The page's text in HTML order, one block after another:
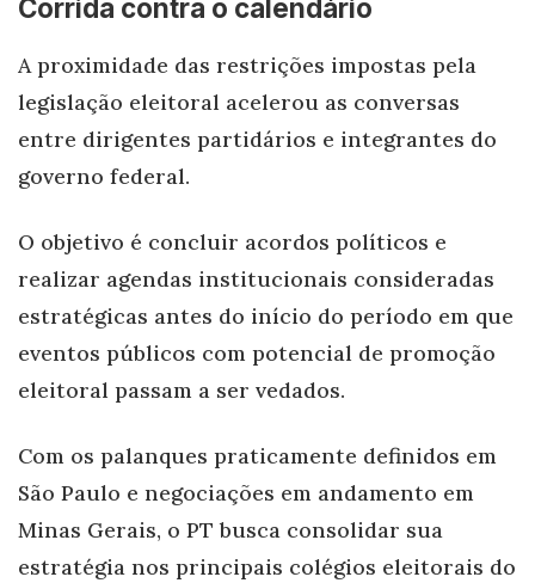
Corrida contra o calendário
A proximidade das restrições impostas pela
legislação eleitoral acelerou as conversas
entre dirigentes partidários e integrantes do
governo federal.
O objetivo é concluir acordos políticos e
realizar agendas institucionais consideradas
estratégicas antes do início do período em que
eventos públicos com potencial de promoção
eleitoral passam a ser vedados.
Com os palanques praticamente definidos em
São Paulo e negociações em andamento em
Minas Gerais, o PT busca consolidar sua
estratégia nos principais colégios eleitorais do